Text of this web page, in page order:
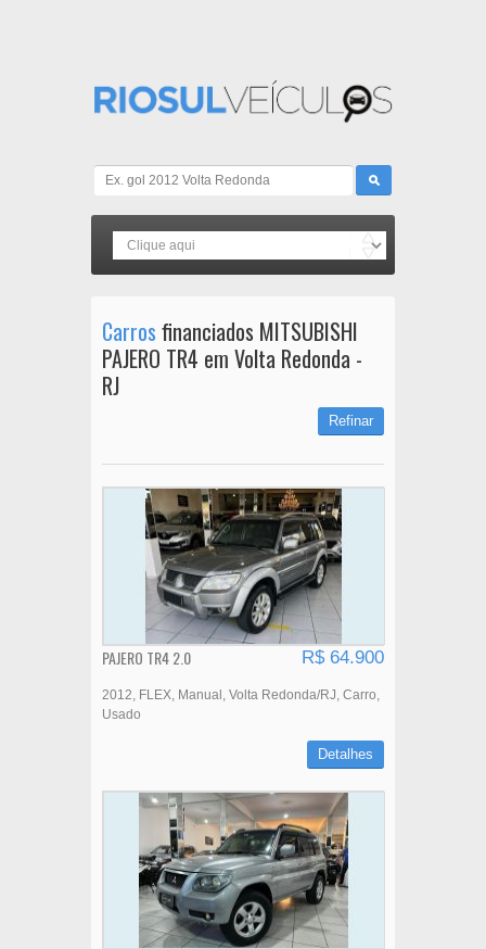
Carros financiados MITSUBISHI
PAJERO TR4 em Volta Redonda -
RJ
Refinar
PAJERO TR4 2.0 R$ 64.900
2012 FLEX Manual Volta Redonda/RJ Carro
Usado
Detalhes